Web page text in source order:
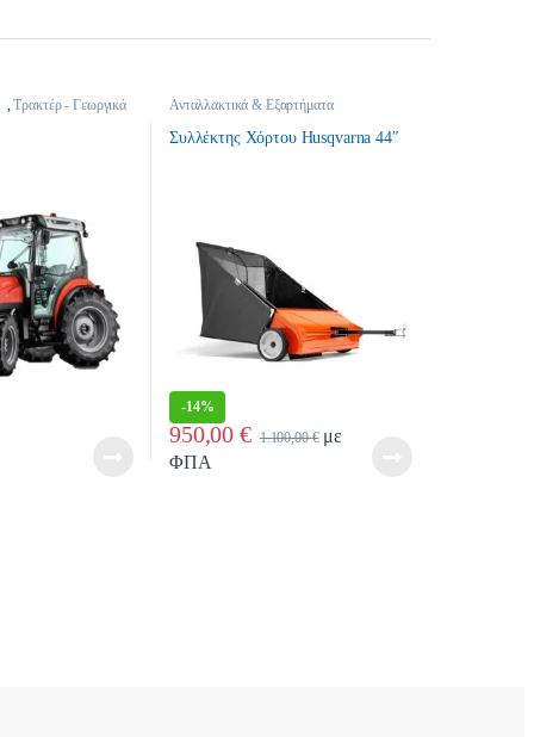
,Τρακτέρ - Γεωργικά
Ανταλλακτικά & Εξαρτήματα
Χλοοκοπτικά Κήπου , Τρακτέρ -
Γεωργικά Μηχανήματα
Συλλέκτης Χόρτου Husqvarna 44″
-14%
950,00€ 1.100,00€με
ΦΠΑ